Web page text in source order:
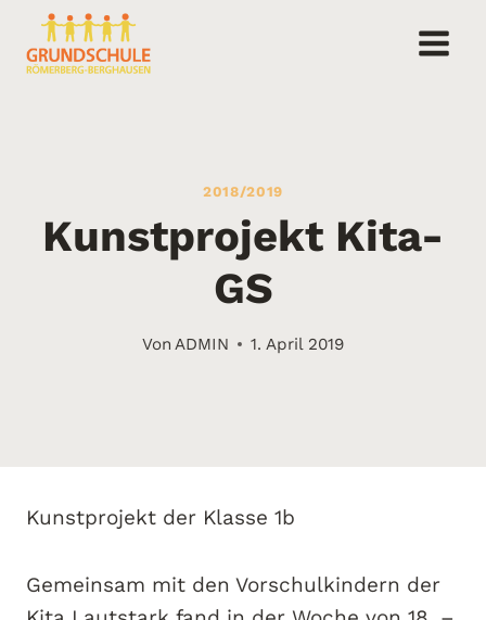
Inhalt
springen
2018/2019
Kunstprojekt Kita-
GS
Von ADMIN 1. April 2019
Kunstprojekt der Klasse 1b
Gemeinsam mit den Vorschulkindern der